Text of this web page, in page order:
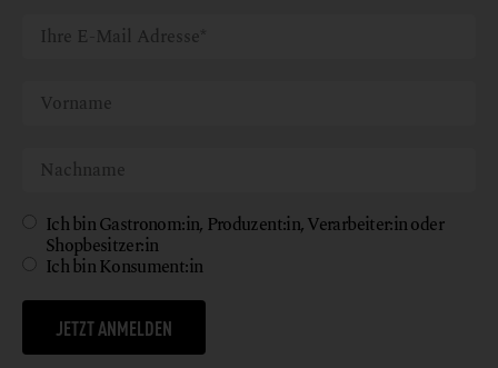
Ich bin Gastronom:in, Produzent:in, Verarbeiter:in oder
Shopbesitzer:in
Ich bin Konsument:in
JETZT ANMELDEN